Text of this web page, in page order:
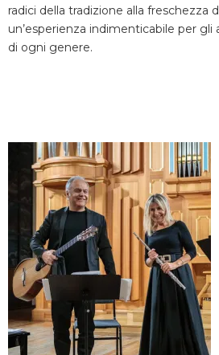
radici della tradizione alla freschezza
un’esperienza indimenticabile per gli
di ogni genere.